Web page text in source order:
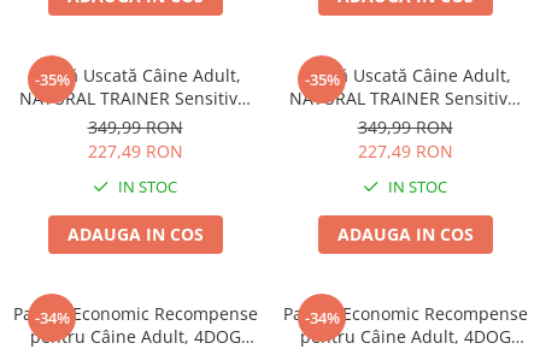
-35%
Hrană Uscată Câine Adult,
NATURAL TRAINER Sensitive,
Fără Gluten, Talie
Medie/Mare, Iepure, 12kg
349,99 RON
227,49 RON
IN STOC
ADAUGA IN COS
-35%
Hrană Uscată Câine Adult,
NATURAL TRAINER Sensitive,
Fără Gluten, Talie
Medie/Mare, Miel, 12kg
349,99 RON
227,49 RON
IN STOC
ADAUGA IN COS
-34%
Pachet Economic Recompense
pentru Câine Adult, 4DOG
-34%
Pachet Economic Recompense
pentru Câine Adult, 4DOG